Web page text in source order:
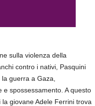
sulla violenza della
contro i nativi, Pasquini
guerra a Gaza,
spossessamento. A questo
giovane Adele Ferrini trova